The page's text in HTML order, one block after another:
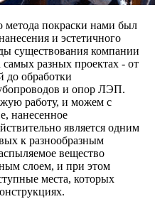
покраски нами был
и эстетичного
существования компании
разных проектах - от
до обработки
и опор ЛЭП.
работу, и можем с
нанесенное
является одним
к разнообразным
вещество
слоем, и при этом
места, которых